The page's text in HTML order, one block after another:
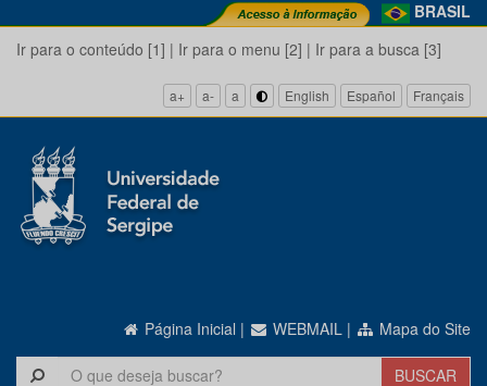
BRASIL
Ir para o conteúdo [1] | Ir para o menu [2] | Ir para a busca [3]
a+ a- a English Español Français
Página Inicial | WEBMAIL | Mapa do Site